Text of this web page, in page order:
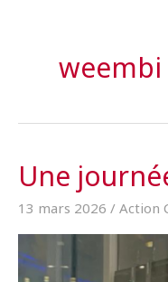
weembi
Une
13 mars 2026 / Action